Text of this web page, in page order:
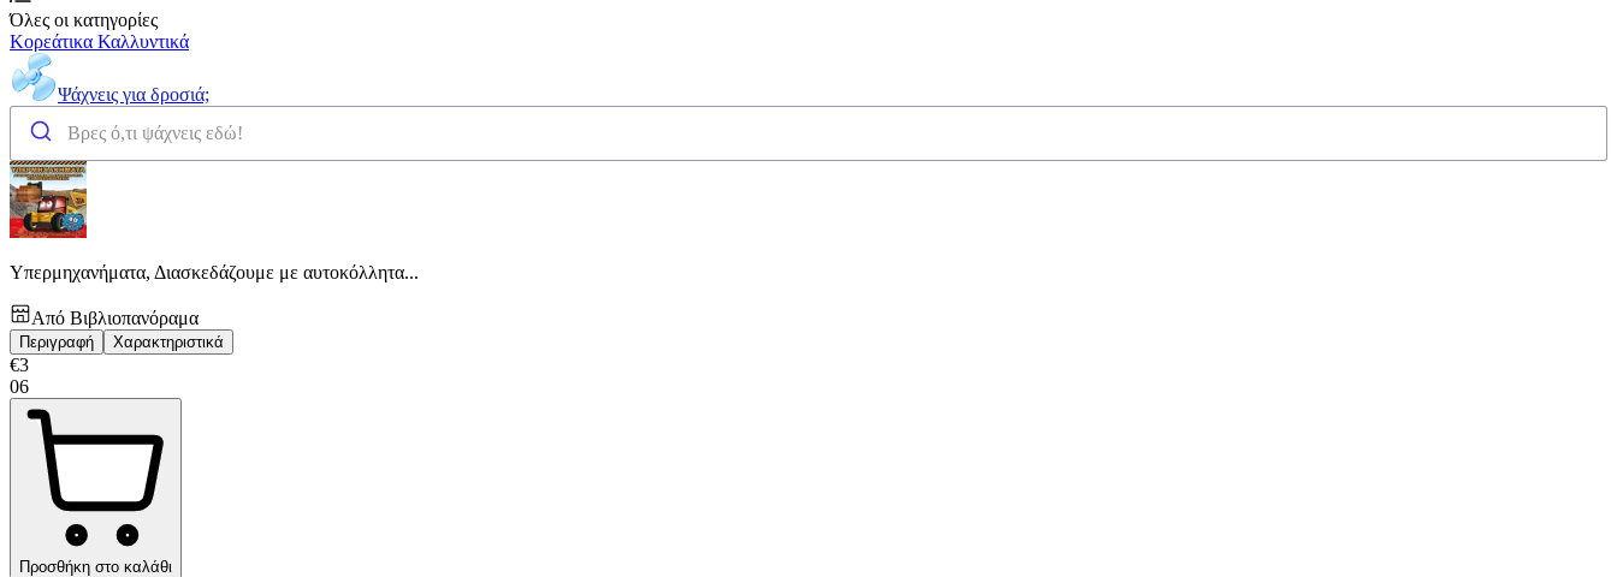
Όλες οι κατηγορίες
Κορεάτικα Καλλυντικά
Ψάχνεις για δροσιά;
Υπερμηχανήματα, Διασκεδάζουμε με αυτοκόλλητα...
Από Βιβλιοπανόραμα
Περιγραφή Χαρακτηριστικά
€3
06
Προσθήκη στο καλάθι